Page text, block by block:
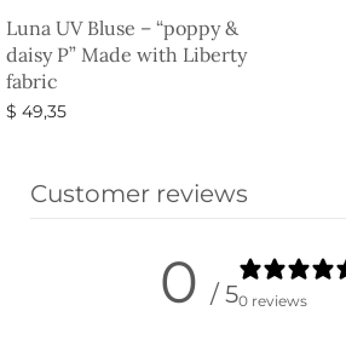
Luna UV Bluse – “poppy &
daisy P” Made with Liberty
fabric
$ 49,35
Customer reviews
0 / 50 reviews